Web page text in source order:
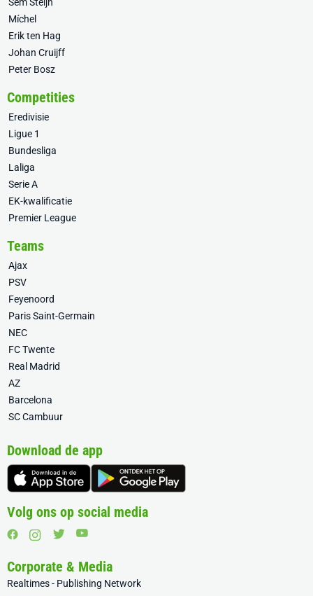
Míchel
Erik ten Hag
Johan Cruijff
Peter Bosz
Competities
Eredivisie
Ligue 1
Bundesliga
Laliga
Serie A
EK-kwalificatie
Premier League
Teams
Ajax
PSV
Feyenoord
Paris Saint-Germain
NEC
FC Twente
Real Madrid
AZ
Barcelona
SC Cambuur
Download de app
Volg ons op social media
Corporate & Media
Realtimes - Publishing Network